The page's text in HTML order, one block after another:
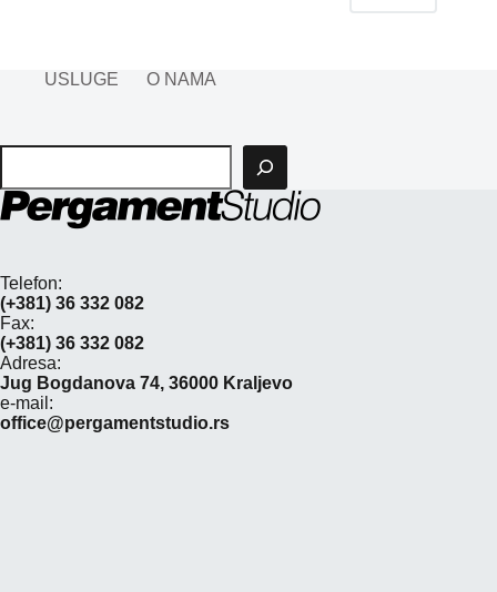
USLUGE O NAMA
Pretraga
Telefon:
(+381) 36 332 082
Fax:
(+381) 36 332 082
Adresa:
Jug Bogdanova 74, 36000 Kraljevo
e-mail:
office@pergamentstudio.rs